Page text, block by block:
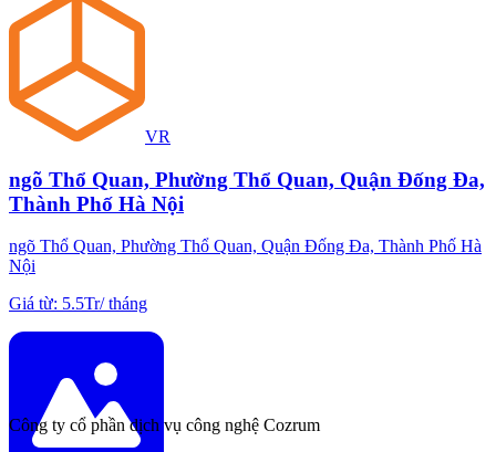
VR
ngõ Thổ Quan, Phường Thổ Quan, Quận Đống Đa,
Thành Phố Hà Nội
ngõ Thổ Quan, Phường Thổ Quan, Quận Đống Đa, Thành Phố Hà
Nội
Giá từ: 5.5Tr/tháng
Công ty cổ phần dịch vụ công nghệ Cozrum